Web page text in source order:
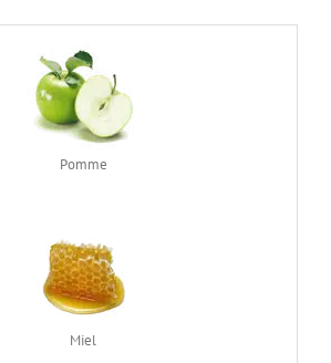
Pomme
Miel